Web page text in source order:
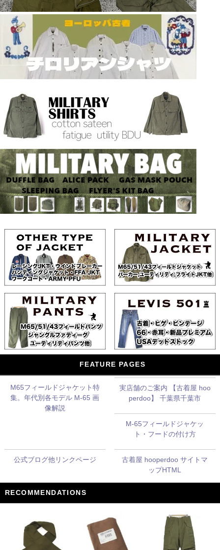
FEATURE PAGES
M65フィールドジャケット特
集。年代別各モデル M-65 画
像解説
実店舗のご案内 【古着屋 hoo
perdoo】 千葉県千葉市
M-65フィールドジャケッ
ト・フードの付け方
公式ブログ他リンクページ
古着屋 hooperdoo サイトマ
ップHTML
RECOMMENDATIONS